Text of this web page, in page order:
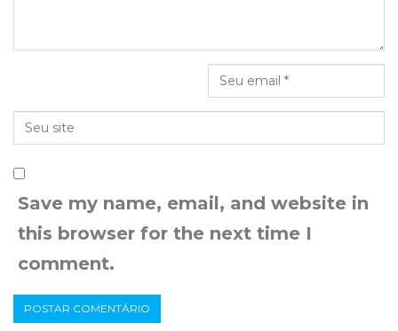
Save my name, email, and website in
this browser for the next time I
comment.